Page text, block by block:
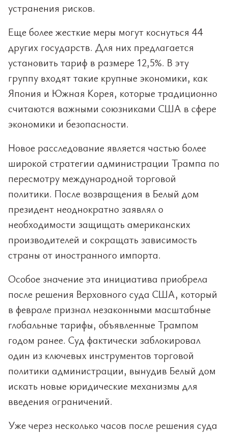
устранения рисков.
Еще более жесткие меры могут коснуться 44
других государств. Для них предлагается
установить тариф в размере 12,5%. В эту
группу входят такие крупные экономики, как
Япония и Южная Корея, которые традиционно
считаются важными союзниками США в сфере
экономики и безопасности.
Новое расследование является частью более
широкой стратегии администрации Трампа по
пересмотру международной торговой
политики. После возвращения в Белый дом
президент неоднократно заявлял о
необходимости защищать американских
производителей и сокращать зависимость
страны от иностранного импорта.
Особое значение эта инициатива приобрела
после решения Верховного суда США, который
в феврале признал незаконными масштабные
глобальные тарифы, объявленные Трампом
годом ранее. Суд фактически заблокировал
один из ключевых инструментов торговой
политики администрации, вынудив Белый дом
искать новые юридические механизмы для
введения ограничений.
Уже через несколько часов после решения суда